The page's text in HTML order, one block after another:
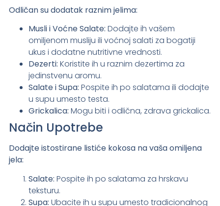
Odličan su dodatak raznim jelima:
Musli i Voćne Salate: Dodajte ih vašem
omiljenom musliju ili voćnoj salati za bogatiji
ukus i dodatne nutritivne vrednosti.
Dezerti: Koristite ih u raznim dezertima za
jedinstvenu aromu.
Salate i Supa: Pospite ih po salatama ili dodajte
u supu umesto testa.
Grickalica: Mogu biti i odlična, zdrava grickalica.
Način Upotrebe
Dodajte istostirane listiće kokosa na vaša omiljena
jela:
Salate: Pospite ih po salatama za hrskavu
teksturu.
Supa: Ubacite ih u supu umesto tradicionalnog